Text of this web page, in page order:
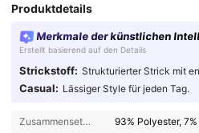
Produktdetails
Merkmale der künstlichen
Erstellt basierend auf den Details
Strickstoff: Strukturierter Strick mit
Casual: Lässiger Style für jeden Tag.
Zusammensetzung: 93% Polyester,